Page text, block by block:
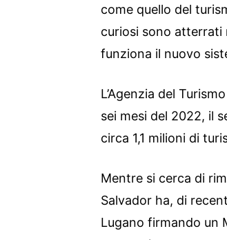
come quello del
curiosi sono atterrati
funziona il nuovo
L’Agenzia del
sei mesi del 2022, il
circa 1,1 milioni di
Mentre si cerca di
Salvador ha, di
Lugano firmando un